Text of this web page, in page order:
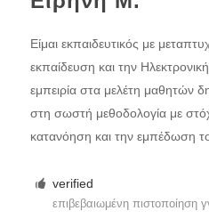
Είμαι εκπαιδευτικός με
εκπαίδευση και την
εμπειρία στα μελέτη μαθητών
στη σωστή μεθοδολογία με
κατανόηση και την εμπέδωση
verified
επιβεβαιωμένη πιστοποίηση